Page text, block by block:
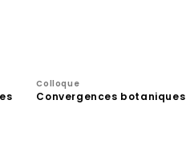
Colloque
Convergences botaniques